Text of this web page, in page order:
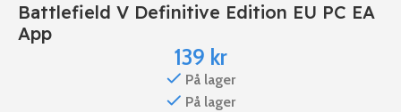
Battlefield V Definitive Edition EU PC EA
App
139 kr
På lager
På lager